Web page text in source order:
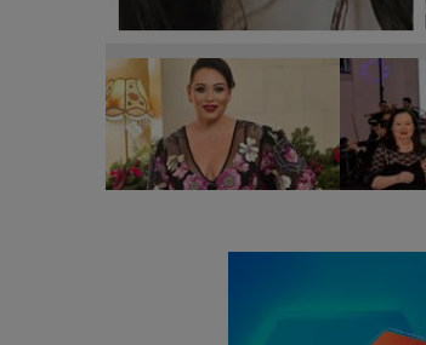
Oana Roman, despre semnele pe
“Le spune mesaje pentru mine.”